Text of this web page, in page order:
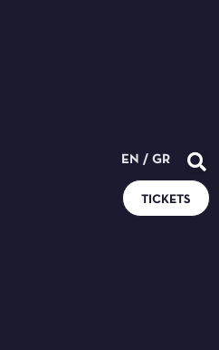
EN / GR
TICKETS